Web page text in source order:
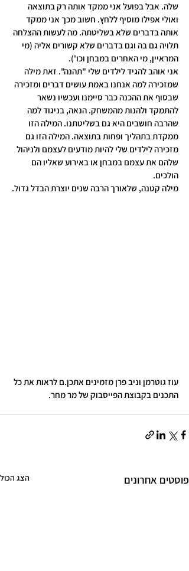
שלה. אבל בפועל אני ממקד אותה רק בתוצאה
ואולי אפילו מוסיף ללחץ. חשוב מכך אני ממקד
אותה בדברים שלא בשליטתה. מה לעשות ההצלחה
תלויה גם בה וגם בדברים שלא קשורים אליה (מי
המראיין, מי האחרים במבחן וכו').
אני אוהב להגיד לילדים שלי "תהנה". זאת מילה
שמזכירה למה אנחנו באמת עושים דברים ומזכירה
שבסוף את ההכנה כבר סיימנו ועכשיו נשאר
להתמקד ולהנות מהמשחק. הנאה, בניגוד למה
שהרבה חושבים היא גם בשליטתנו. המילה הזו
ממקדת בתהליך ופחות בתוצאה. המילה הזו גם
מזכירה לילדים שלי להיות מודעים לעצמם ולניהול
שלהם את עצמם במבחן או באירוע שאליו הם
הולכים.
מילה קטנה, שלאורך הרבה שנים יוצרת הבדל גדול.
עוז גוטרמן וניב פרן מזמינים אתכן.ם לראות את כל
התכנים בקבוצת הפייסבוק של מר מחר.
פוסטים אחרונים הצג הכול